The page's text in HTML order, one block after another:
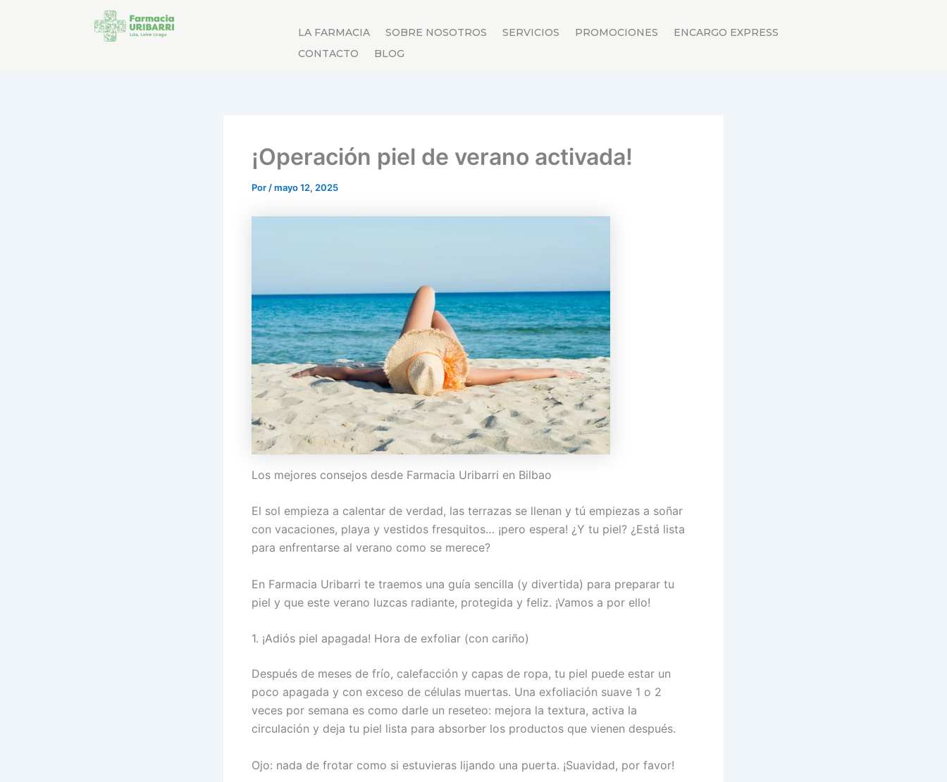
LA FARMACIA SOBRE NOSOTROS SERVICIOS PROMOCIONES
ENCARGO EXPRESS
CONTACTO
BLOG
¡Operación piel de verano activada!
Por /mayo 12, 2025
Los mejores consejos desde Farmacia Uribarri en Bilbao
El sol empieza a calentar de verdad, las terrazas se llenan y tú empiezas a soñar
con vacaciones, playa y vestidos fresquitos… ¡pero espera! ¿Y tu piel? ¿Está lista
para enfrentarse al verano como se merece?
En Farmacia Uribarri te traemos una guía sencilla (y divertida) para preparar tu
piel y que este verano luzcas radiante, protegida y feliz. ¡Vamos a por ello!
1. ¡Adiós piel apagada! Hora de exfoliar (con cariño)
Después de meses de frío, calefacción y capas de ropa, tu piel puede estar un
poco apagada y con exceso de células muertas. Una exfoliación suave 1 o 2
veces por semana es como darle un reseteo: mejora la textura, activa la
circulación y deja tu piel lista para absorber los productos que vienen después.
Ojo: nada de frotar como si estuvieras lijando una puerta. ¡Suavidad, por favor!